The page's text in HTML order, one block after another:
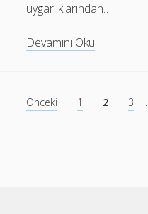
uygarlıklarından…
Devamını Oku
Yazı
sayfalaması
Önceki 1 2 3